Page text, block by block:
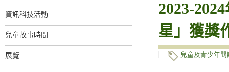
資訊科技活動
兒童故事時間
展覽
2023-
星」獲獎
兒童及青少年